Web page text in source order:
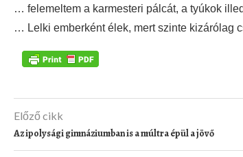
… felemeltem a karmesteri pálcát, a tyúkok
… Lelki emberként élek, mert szinte kizárólag
Előző cikk
Az ipolysági gimnáziumban is a múltra épül a jövő